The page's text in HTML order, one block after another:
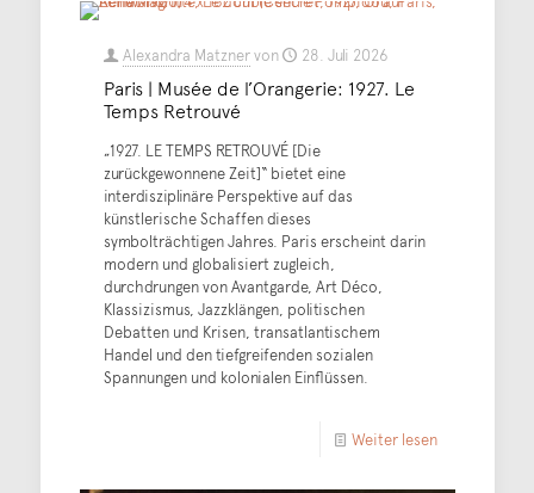
Alexandra Matznervon 28. Juli 2026
Paris | Musée de l’Orangerie: 1927. Le
Temps Retrouvé
„1927. LE TEMPS RETROUVÉ [Die
zurückgewonnene Zeit]“ bietet eine
interdisziplinäre Perspektive auf das
künstlerische Schaffen dieses
symbolträchtigen Jahres. Paris erscheint darin
modern und globalisiert zugleich,
durchdrungen von Avantgarde, Art Déco,
Klassizismus, Jazzklängen, politischen
Debatten und Krisen, transatlantischem
Handel und den tiefgreifenden sozialen
Spannungen und kolonialen Einflüssen.
Weiter lesen